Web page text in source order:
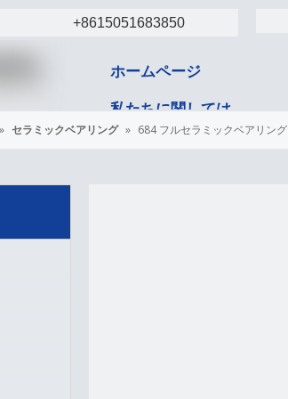
+8615051683850
ホームページ
私たちに関しては
» セラミックベアリング » 684 フルセラミックベアリング